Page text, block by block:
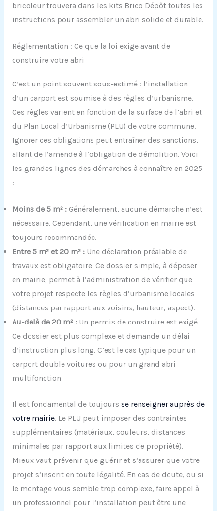
bricoleur trouvera dans les kits Brico Dépôt toutes les
instructions pour assembler un abri solide et durable.
Réglementation : Ce que la loi exige avant de
construire votre abri
C’est un point souvent sous-estimé : l’installation
d’un carport est soumise à des règles d’urbanisme.
Ces règles varient en fonction de la surface de l’abri et
du Plan Local d’Urbanisme (PLU) de votre commune.
Ignorer ces obligations peut entraîner des sanctions,
allant de l’amende à l’obligation de démolition. Voici
les grandes lignes des démarches à connaître en 2025
:
Moins de 5 m² :Généralement, aucune démarche n’est
nécessaire. Cependant, une vérification en mairie est
toujours recommandée.
Entre 5 m² et 20 m² :Une déclaration préalable de
travaux est obligatoire. Ce dossier simple, à déposer
en mairie, permet à l’administration de vérifier que
votre projet respecte les règles d’urbanisme locales
(distances par rapport aux voisins, hauteur, aspect).
Au-delà de 20 m² :Un permis de construire est exigé.
Ce dossier est plus complexe et demande un délai
d’instruction plus long. C’est le cas typique pour un
carport double voitures ou pour un grand abri
multifonction.
Il est fondamental de toujours se renseigner auprès de
votre mairie. Le PLU peut imposer des contraintes
supplémentaires (matériaux, couleurs, distances
minimales par rapport aux limites de propriété).
Mieux vaut prévenir que guérir et s’assurer que votre
projet s’inscrit en toute légalité. En cas de doute, ou si
le montage vous semble trop complexe, faire appel à
un professionnel pour l’installation peut être une